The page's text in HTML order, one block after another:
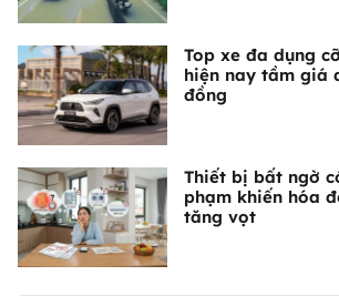
Top xe đa dụng
hiện nay tầm giá
đồng
Thiết bị bất ngờ
phạm khiến hóa
tăng vọt